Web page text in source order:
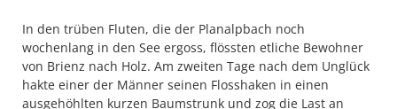
In den trüben Fluten, die der Planalpbach noch
wochenlang in den See ergoss, flössten etliche Bewohner
von Brienz nach Holz. Am zweiten Tage nach dem Unglück
hakte einer der Männer seinen Flosshaken in einen
ausgehöhlten kurzen Baumstrunk und zog die Last an